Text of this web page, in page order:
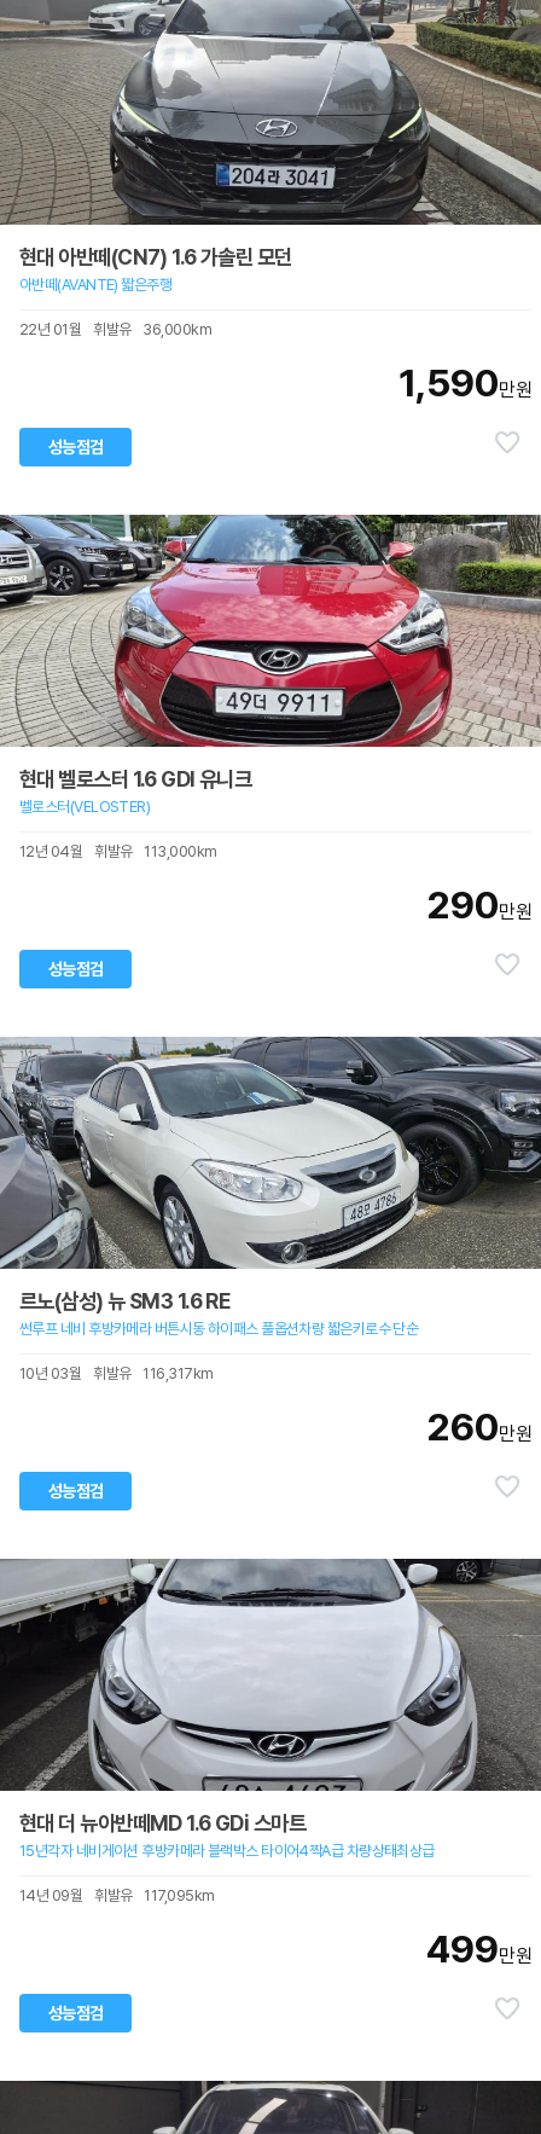
현대 아반떼(CN7) 1.6 가솔린 모던
아반떼(AVANTE) 짧은주행
22년 01월 휘발유 36,000km
성능점검
1,590만원
현대 벨로스터 1.6 GDI 유니크
벨로스터(VELOSTER)
12년 04월 휘발유 113,000km
성능점검
290만원
르노(삼성) 뉴 SM3 1.6 RE
썬루프 네비 후방카메라 버튼시동 하이패스 풀옵션차량 짧은키로수 단순
10년 03월 휘발유 116,317km
성능점검
260만원
현대 더 뉴아반떼MD 1.6 GDi 스마트
15년각자 네비게이션 후방카메라 블랙박스 타이어4짝A급 차량상태최상급
14년 09월 휘발유 117,095km
성능점검
499만원